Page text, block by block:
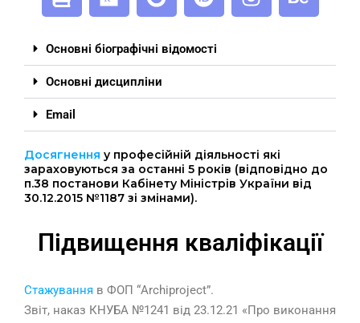
Основні біографічні відомості
Основні дисципліни
Email
Досягнення у професійній діяльності які
зараховуються за останні 5 років (відповідно до
п.38 постанови Кабінету Міністрів України від
30.12.2015 №1187 зі змінами).
Підвищення кваліфікації
Стажування в ФОП “Archiproject”.
Звіт, наказ КНУБА №1241 від 23.12.21 «Про виконання